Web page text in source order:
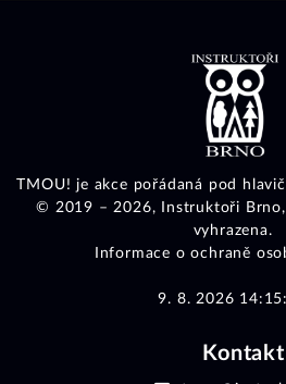
TMOU! je akce pořádaná pod
© 2019 – 2026,
Instruktoři Brno,
vyhrazena.
Informace o ochraně
9. 8. 2026
Kontakt